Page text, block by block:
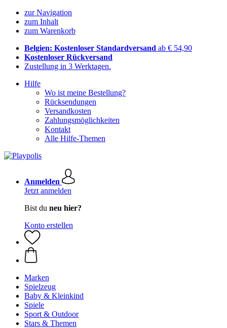
zur Navigation
zum Inhalt
zum Warenkorb
Belgien: Kostenloser Standardversand ab € 54,90
Kostenloser Rückversand
Zustellung in 3 Werktagen.
Hilfe
Wo ist meine Bestellung?
Rücksendungen
Versandkosten
Zahlungsmöglichkeiten
Kontakt
Alle Hilfe-Themen
Anmelden
Jetzt anmelden
Bist du neu hier?
Konto erstellen
Marken
Spielzeug
Baby & Kleinkind
Spiele
Sport & Outdoor
Stars & Themen